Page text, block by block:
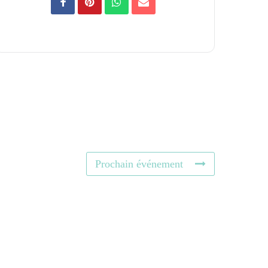
Prochain événement